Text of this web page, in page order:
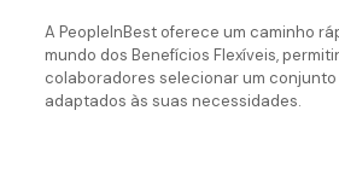
A PeopleInBest oferece um caminho
mundo dos Benefícios Flexíveis,
colaboradores selecionar um
adaptados às suas necessidades.